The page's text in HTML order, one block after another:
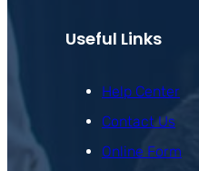
Useful Links
Help Center
Contact Us
Online Form